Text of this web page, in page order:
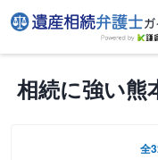
相続に強い熊
全